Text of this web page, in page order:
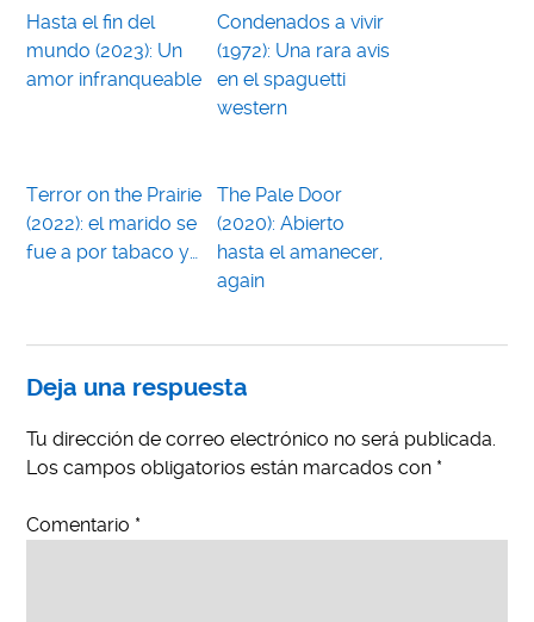
Hasta el fin del
mundo (2023): Un
amor infranqueable
Condenados a vivir
(1972): Una rara avis
en el spaguetti
western
Terror on the Prairie
(2022): el marido se
fue a por tabaco y…
The Pale Door
(2020): Abierto
hasta el amanecer,
again
Deja una respuesta
Tu dirección de correo electrónico no será publicada.
Los campos obligatorios están marcados con *
Comentario *